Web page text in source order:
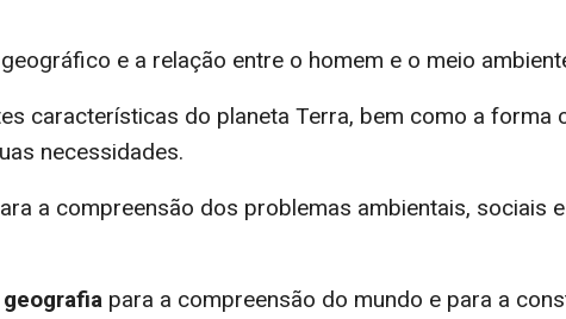
e a relação entre o homem e o meio
características do planeta Terra, bem como a
necessidades.
a compreensão dos problemas ambientais, sociais
para a compreensão do mundo e para a